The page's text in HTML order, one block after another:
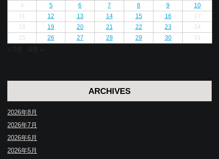
4
5 6 7 8 9
10
11
12 13 14 15 16
17
18
19 20 21 22 23
24
25
26 27 28 29 30 31
« 7月 9月 »
ARCHIVES
2026年8月
2026年7月
2026年6月
2026年5月